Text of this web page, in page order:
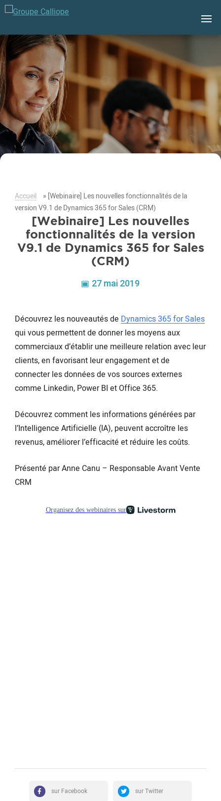
Groupe
Calliope
Accueil » [Webinaire] Les nouvelles fonctionnalités de la
version V9.1 de Dynamics 365 for Sales (CRM)
[Webinaire] Les nouvelles
fonctionnalités de la version
V9.1 de Dynamics 365 for Sales
(CRM)
27 mai 2019
Découvrez les nouveautés de Dynamics 365 for Sales
qui vous permettent de donner les moyens aux
commerciaux d’établir une meilleure relation avec leur
clients, en favorisant leur engagement et de
connecter les données de vos sources externes
comme Linkedin, Power BI et Office 365.
Découvrez comment les informations générées par
l’Intelligence Artificielle (IA), peuvent accroître les
revenus, améliorer l’efficacité et réduire les coûts.
Présenté par Anne Canu – Responsable Avant Vente
CRM
sur Facebook sur Twitter